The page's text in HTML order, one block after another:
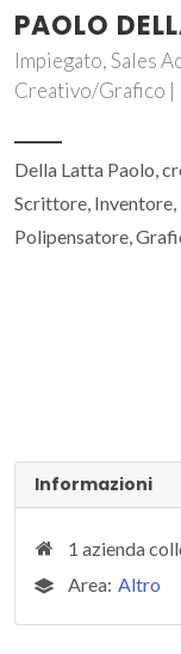
PAOLO
Impiegato, Sales
Creativo/Grafico |
Della Latta Paolo,
Scrittore,
Polipensatore,
Informazioni
1 azienda
Area: Altro